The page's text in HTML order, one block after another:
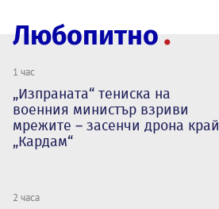
Любопитно
1 час
„Изпраната“ тениска на
военния министър взриви
мрежите – засенчи дрона край
„Кардам“
2 часа